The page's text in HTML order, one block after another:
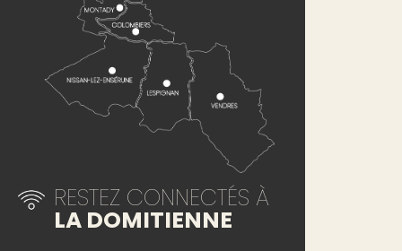
RESTEZ CONNECTÉS À
LA DOMITIENNE